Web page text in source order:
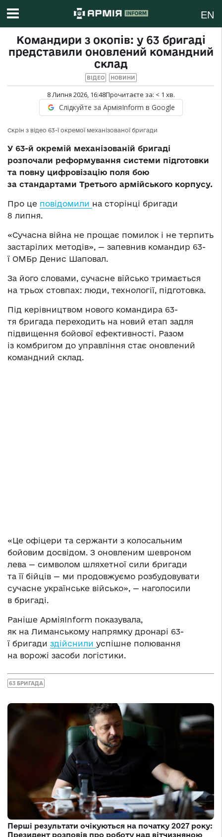
EN
Командири з окопів: у 63 бригаді
представили оновлений командний
склад
ВІДЕО НОВИНИ
8 Липня 2026, 16:48Прочитаєте за: < 1 хв.
Слідкуйте за АрміяInform в Google
Скрін з відео 63-ї окремої механізованої бригади
У 63-й окремій механізованій бригаді
розпочали реформування системи підготовки
та повну цифровізацію поля бою
за стандартами Третього армійського корпусу.
Про це повідомили на сторінці бригади
8 липня.
«Сучасна війна не прощає помилок і не терпить
застарілих методів», — запевнив командир 63-
ї ОМБр Денис Шаповал.
За його словами, сучасне військо тримається
на трьох стовпах: люди, технології, підготовка.
Під керівництвом нового командира 63-
тя бригада переходить на новий етап задля
підвищення бойової ефективності. Разом
із комбригом до управління стає оновлений
командний склад.
«Це офіцери та сержанти з колосальним
бойовим досвідом. З оновленим шевроном
лева — символом шляхетної сили бригади
та її бійців — ми продовжуємо розбудовувати
сучасне українське військо», — наголосили
в бригаді.
Раніше АрміяInform показувала,
як на Лиманському напрямку дронарі 63-
ї бригади здійснили успішне полювання
на ворожі засоби логістики.
63 БРИГАДА
Перші результати очікуються на початку 2027 року:
Президент розповів про роботу над вітчизняною